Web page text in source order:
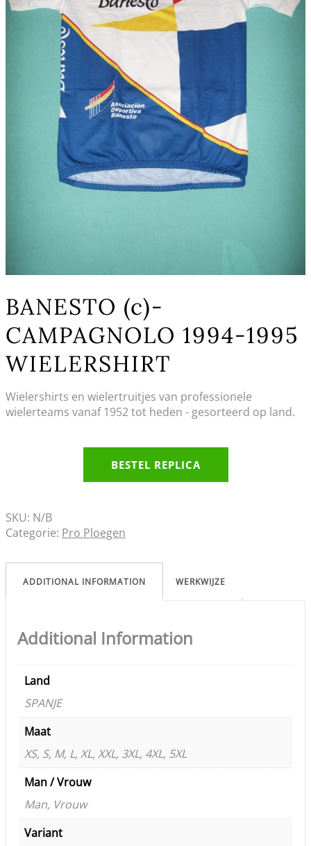
BANESTO (c)-
CAMPAGNOLO 1994-1995
WIELERSHIRT
Wielershirts en wielertruitjes van professionele
wielerteams vanaf 1952 tot heden - gesorteerd op land.
BESTEL REPLICA
SKU: N/B
Categorie: Pro Ploegen
ADDITIONAL INFORMATION WERKWIJZE
Additional Information
Land
SPANJE
Maat
XS, S, M, L, XL, XXL, 3XL, 4XL, 5XL
Man / Vrouw
Man, Vrouw
Variant